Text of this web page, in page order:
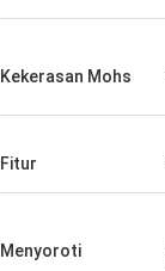
Kekerasan Mohs
Fitur
Menyoroti